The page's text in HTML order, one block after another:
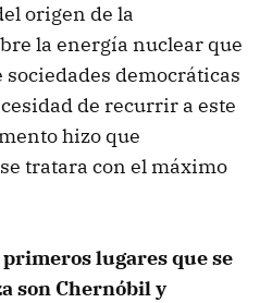
origen de la
la energía nuclear que
democráticas
de recurrir a este
hizo que
tratara con el máximo
primeros lugares que se
son Chernóbil y